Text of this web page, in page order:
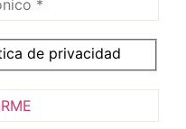
de privacidad